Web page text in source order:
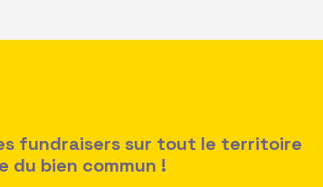
fundraisers sur tout le territoire
du bien commun !